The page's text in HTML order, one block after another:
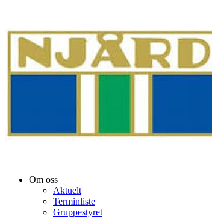
Om oss
Aktuelt
Terminliste
Gruppestyret